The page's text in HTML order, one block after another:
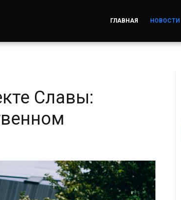
ГЛАВНАЯ НОВОСТИ
Славы: